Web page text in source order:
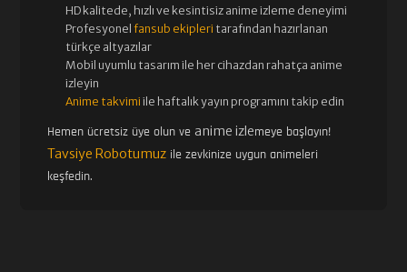
HD kalitede, hızlı ve kesintisiz anime izleme deneyimi
Profesyonelfansub ekipleri tarafından hazırlanan
türkçe altyazılar
Mobil uyumlu tasarım ile her cihazdan rahatça anime
izleyin
Anime takvimi ile haftalık yayın programını takip edin
Hemen ücretsiz üye olun ve anime izlemeye başlayın!
Tavsiye Robotumuz ile zevkinize uygun animeleri
keşfedin.